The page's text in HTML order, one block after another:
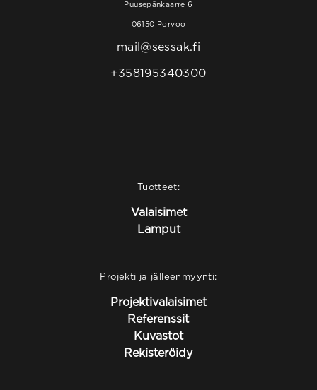
Puusepänkaarre 6
06150 Porvoo
mail@sessak.fi
+358195340300
Tuotteet:
Valaisimet
Lamput
Projekti ja jälleenmyynti:
Projektivalaisimet
Referenssit
Kuvastot
Rekisteröidy